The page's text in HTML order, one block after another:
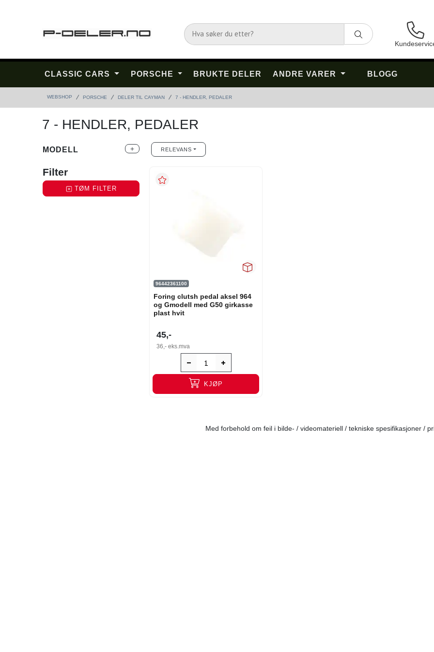
CLASSIC CARS PORSCHE BRUKTE DELER ANDRE VARER BLOGG
WEBSHOP PORSCHE DELER TIL CAYMAN 7 - HENDLER, PEDALER
7 - HENDLER, PEDALER
add
MODELL
Filter
TØM FILTER
RELEVANS
96442361100
Foring clutsh pedal aksel 964
og Gmodell med G50 girkasse
plast hvit
45,-
36,- eks.mva
KJØP
Med forbehold om feil i bilde- / videomateriell / tekniske spesifikasjoner /